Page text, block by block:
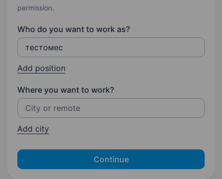
permission.
Who do you want to work as?
Add position
Where you want to work?
Add city
Continue